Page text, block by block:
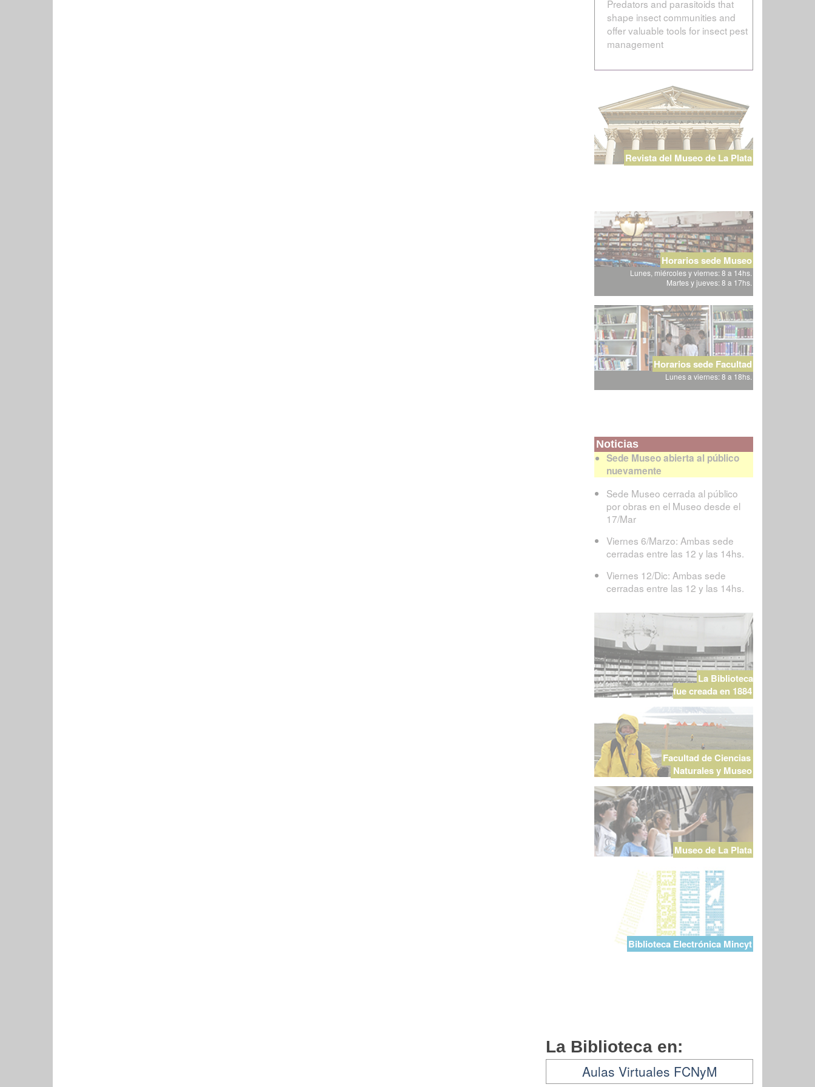
Predators and parasitoids that
shape insect communities and
offer valuable tools for insect pest
management
Revista del Museo de La Plata
Horarios sede Museo
Lunes, miércoles y viernes: 8 a 14hs.
Martes y jueves: 8 a 17hs.
Horarios sede Facultad
Lunes a viernes: 8 a 18hs.
Noticias
Sede Museo abierta al público
nuevamente
Sede Museo cerrada al público
por obras en el Museo desde el
17/Mar
Viernes 6/Marzo: Ambas sede
cerradas entre las 12 y las 14hs.
Viernes 12/Dic: Ambas sede
cerradas entre las 12 y las 14hs.
La Biblioteca
fue creada en 1884
Facultad de Ciencias
Naturales y Museo
Museo de La Plata
Biblioteca Electrónica Mincyt
La Biblioteca en:
Aulas Virtuales FCNyM